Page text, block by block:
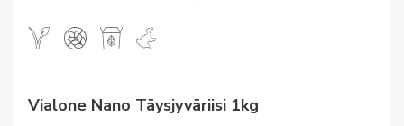
Vialone Nano Täysjyväriisi 1kg